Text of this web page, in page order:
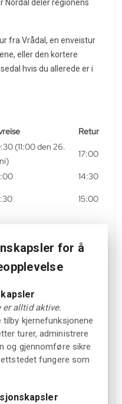
Nordal deler regionens
fra Vrådal, en enveistur
eller den kortere
hvis du allerede er i
Retur
(11:00 den 26.
17:00
14:30
15:00
395 per voksen
kroner per voksen
- sitteplasser på
00 eller
for å
alltid aktive.
kjernefunksjonene
turer, administrere
og gjennomføre sikre
fungere som